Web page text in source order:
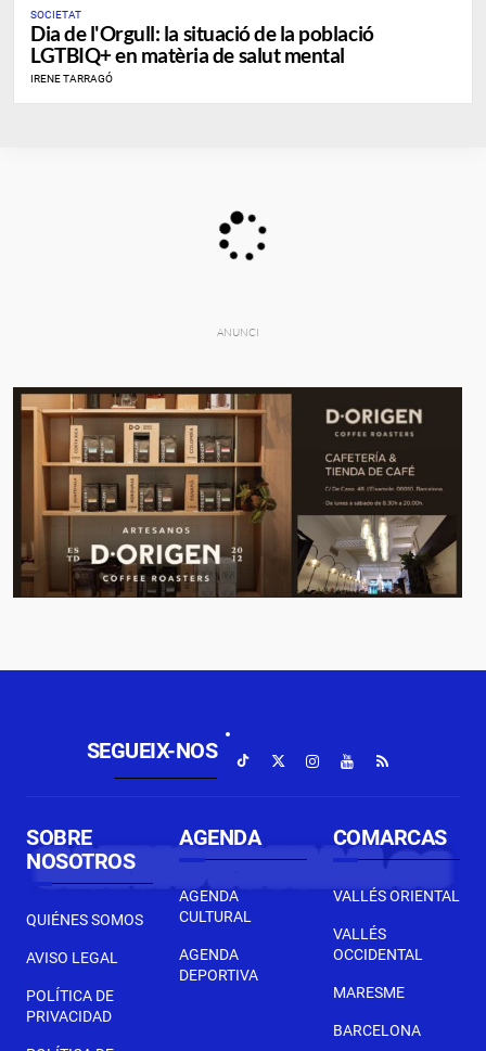
SOCIETAT
Dia de l'Orgull: la situació de la població
LGTBIQ+ en matèria de salut mental
IRENE TARRAGÓ
SEGUEIX-NOS
SOBRE
NOSOTROS
QUIÉNES SOMOS
AVISO LEGAL
POLÍTICA DE
PRIVACIDAD
AGENDA
AGENDA
CULTURAL
AGENDA
DEPORTIVA
COMARCAS
VALLÉS ORIENTAL
VALLÉS
OCCIDENTAL
MARESME
BARCELONA